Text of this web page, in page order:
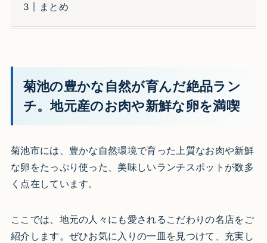
まとめ
菊池の豊かな自然が育んだ絶品ラン
チ。地元産のお肉や新鮮な卵を満喫
菊池市には、豊かな自然環境で育った上質なお肉や新鮮
な卵をたっぷり使った、美味しいランチスポットが数多
く点在しています。
ここでは、地元の人々にも愛されるこだわりの名店をご
紹介します。ぜひお気に入りの一皿を見つけて、充実し